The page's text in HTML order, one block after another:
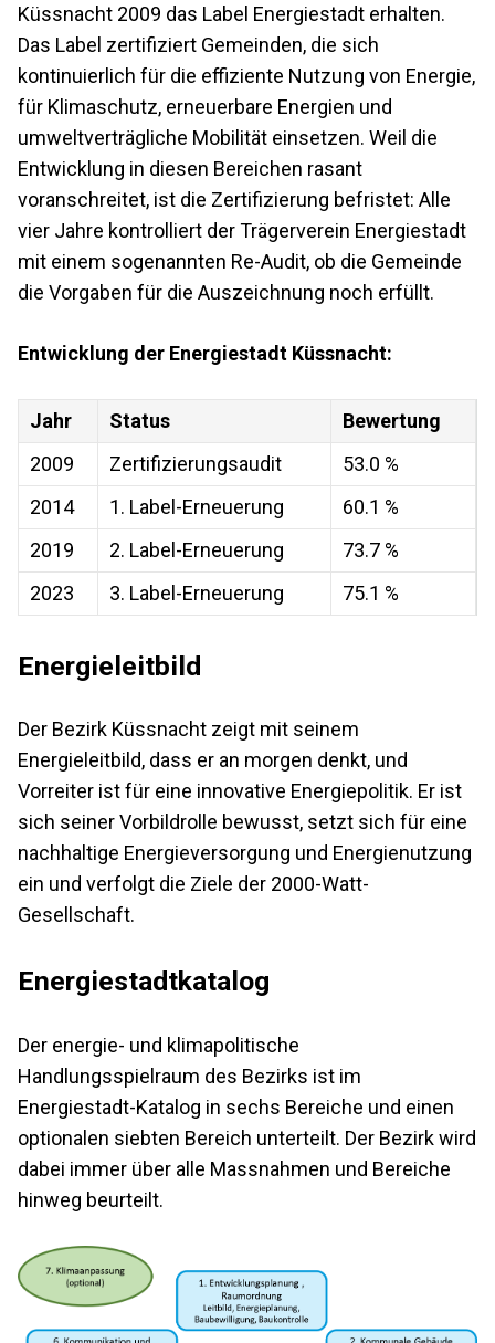
Küssnacht 2009 das Label Energiestadt erhalten.
Das Label zertifiziert Gemeinden, die sich
kontinuierlich für die effiziente Nutzung von Energie,
für Klimaschutz, erneuerbare Energien und
umweltverträgliche Mobilität einsetzen. Weil die
Entwicklung in diesen Bereichen rasant
voranschreitet, ist die Zertifizierung befristet: Alle
vier Jahre kontrolliert der Trägerverein Energiestadt
mit einem sogenannten Re-Audit, ob die Gemeinde
die Vorgaben für die Auszeichnung noch erfüllt.
Entwicklung der Energiestadt Küssnacht:
Jahr Status
Bewertung
2009
Zertifizierungsaudit
53.0 %
2014
1. Label-Erneuerung
60.1 %
2019
2. Label-Erneuerung
73.7 %
2023
3. Label-Erneuerung 75.1 %
Energieleitbild
Der Bezirk Küssnacht zeigt mit seinem
Energieleitbild, dass er an morgen denkt, und
Vorreiter ist für eine innovative Energiepolitik. Er ist
sich seiner Vorbildrolle bewusst, setzt sich für eine
nachhaltige Energieversorgung und Energienutzung
ein und verfolgt die Ziele der 2000-Watt-
Gesellschaft.
Energiestadtkatalog
Der energie- und klimapolitische
Handlungsspielraum des Bezirks ist im
Energiestadt-Katalog in sechs Bereiche und einen
optionalen siebten Bereich unterteilt. Der Bezirk wird
dabei immer über alle Massnahmen und Bereiche
hinweg beurteilt.